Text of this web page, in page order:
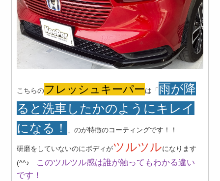
こちらのフレッシュキーパーは「雨が降
ると洗車したかのようにキレイ
になる！
」のが特徴のコーティングです！！
研磨をしていないのにボディがツルツルになります
(^^♪
このツルツル感は誰が触ってもわかる違い
です！